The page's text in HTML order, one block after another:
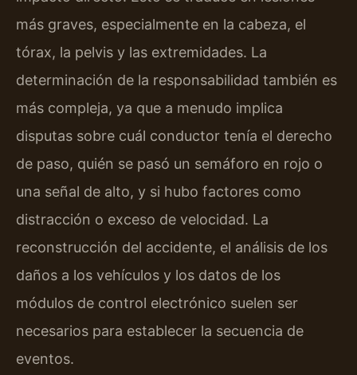
más graves, especialmente en la cabeza, el
tórax, la pelvis y las extremidades. La
determinación de la responsabilidad también es
más compleja, ya que a menudo implica
disputas sobre cuál conductor tenía el derecho
de paso, quién se pasó un semáforo en rojo o
una señal de alto, y si hubo factores como
distracción o exceso de velocidad. La
reconstrucción del accidente, el análisis de los
daños a los vehículos y los datos de los
módulos de control electrónico suelen ser
necesarios para establecer la secuencia de
eventos.